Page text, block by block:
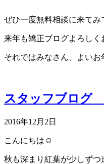
ぜひ一度無料相談に来てみ
来年も矯正ブログよろしく
それではみなさん、よい
スタッフブログ
2016年12月2日
こんにちは☺
秋も深まり紅葉が少しずつ